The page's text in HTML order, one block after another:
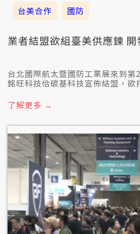
台美合作
國防
業者結盟欲組臺美供應鍊
台北國際航太暨國防工業展來到第
銘旺科技佮碳基科技宣佈結盟，欲
國際。另外，漢翔也和雷虎科技打
400，通配合中科院的雷射導引火
了解更多 →